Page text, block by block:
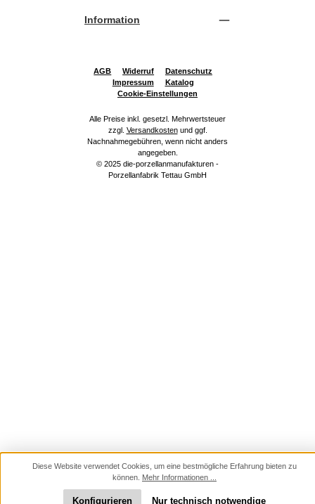
Information
AGB Widerruf
Datenschutz
Impressum
Katalog
Cookie-Einstellungen
Alle Preise inkl. gesetzl. Mehrwertsteuer
zzgl. Versandkostenund ggf.
Nachnahmegebühren, wenn nicht anders
angegeben.
© 2025 die-porzellanmanufakturen -
Porzellanfabrik Tettau GmbH
Diese Website verwendet Cookies, um eine bestmögliche Erfahrung bieten zu
können. Mehr Informationen ...
Nur technisch notwendige
Konfigurieren